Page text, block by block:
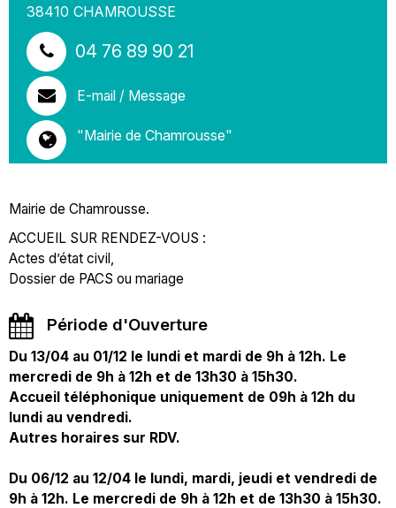
38410 CHAMROUSSE
04 76 89 90 21
E-mail / Message
"Mairie de Chamrousse"
Mairie de Chamrousse.
ACCUEIL SUR RENDEZ-VOUS :
Actes d’état civil,
Dossier de PACS ou mariage
Période d'Ouverture
Du 13/04 au 01/12 le lundi et mardi de 9h à 12h. Le
mercredi de 9h à 12h et de 13h30 à 15h30.
Accueil téléphonique uniquement de 09h à 12h du
lundi au vendredi.
Autres horaires sur RDV.
Du 06/12 au 12/04 le lundi, mardi, jeudi et vendredi de
9h à 12h. Le mercredi de 9h à 12h et de 13h30 à 15h30.